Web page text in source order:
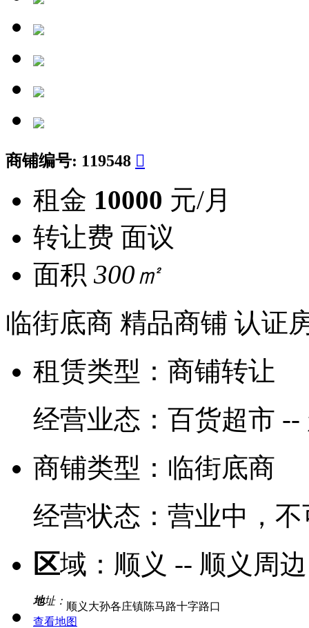
商铺编号: 119548 
租金 10000 元/月
转让费 面议
面积 300㎡
临街底商 精品商铺 认证
租赁类型： 商铺转让
经营业态： 百货超市 --
商铺类型： 临街底商
经营状态： 营业中，
区域： 顺义 -- 顺义周边
地址： 顺义大孙各庄镇陈马路十字路口
查看地图